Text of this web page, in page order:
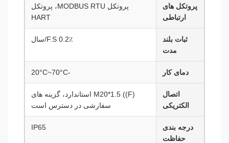
پروتکل های
ارتباطی
پروتکل MODBUS RTU، پروتکل
HART
ثبات بلند
دمای کار
الکتریکی
M20*1.5 ((F) استاندارد، گزینه های
سفارشی در دسترس است
درجه بندی
حفاظت